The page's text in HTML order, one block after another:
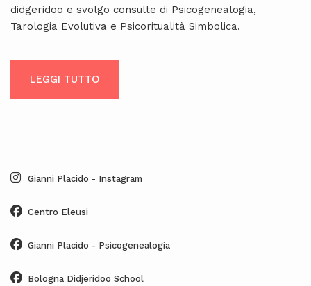
didgeridoo e svolgo consulte di Psicogenealogia,
Tarologia Evolutiva e Psicoritualità Simbolica.
LEGGI TUTTO
Gianni Placido - Instagram
Centro Eleusi
Gianni Placido - Psicogenealogia
Bologna Didjeridoo School